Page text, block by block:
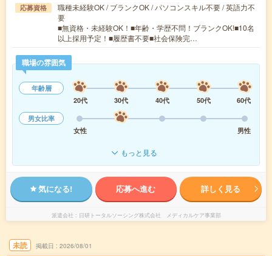
応募資格
職種未経験OK / ブランクOK / パソコンスキル不要 / 英語力不
要
■無資格・未経験OK！■年齢・学歴不問！ブランクOK!■10名
以上採用予定！■履歴書不要■社会保険完…
職場の雰囲気
年齢層
20代
30代 40代 50代
60代
男女比率
女性
男性
もっと見る
気になる! 応募へ進む 詳しく見る
派遣会社 日研トータルソーシング株式会社 メディカルケア事業部
未読 掲載日 2026/08/01